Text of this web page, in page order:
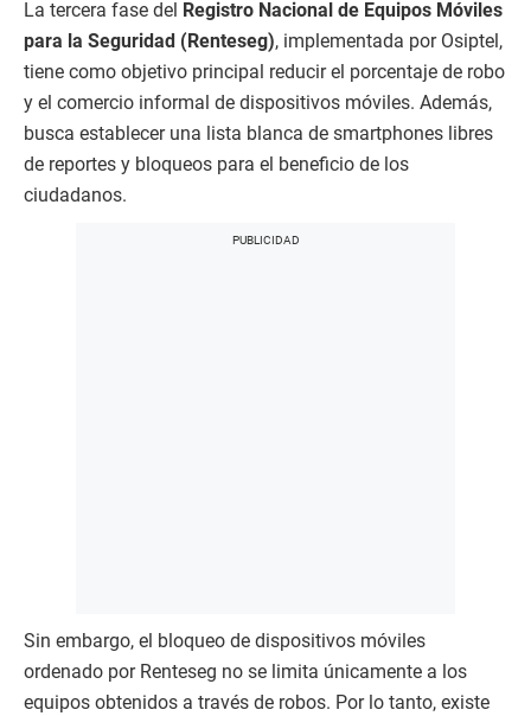
La tercera fase del Registro Nacional de Equipos Móviles
para la Seguridad (Renteseg), implementada por Osiptel,
tiene como objetivo principal reducir el porcentaje de robo
y el comercio informal de dispositivos móviles. Además,
busca establecer una lista blanca de smartphones libres
de reportes y bloqueos para el beneficio de los
ciudadanos.
Sin embargo, el bloqueo de dispositivos móviles
ordenado por Renteseg no se limita únicamente a los
equipos obtenidos a través de robos. Por lo tanto, existe